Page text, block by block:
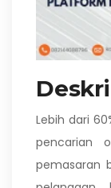
Lebih dari
pencarian
pemasaran